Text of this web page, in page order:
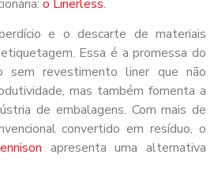
o Linerless.
e o descarte de materiais
Essa é a promessa do
sem revestimento liner que não
mas também fomenta a
de embalagens. Com mais de
convertido em resíduo, o
apresenta uma alternativa